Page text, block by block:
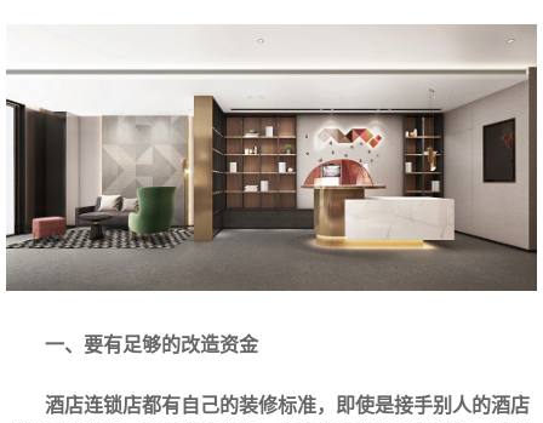
一、要有足够的改造资金
酒店连锁店都有自己的装修标准，即使是接手别人的酒店